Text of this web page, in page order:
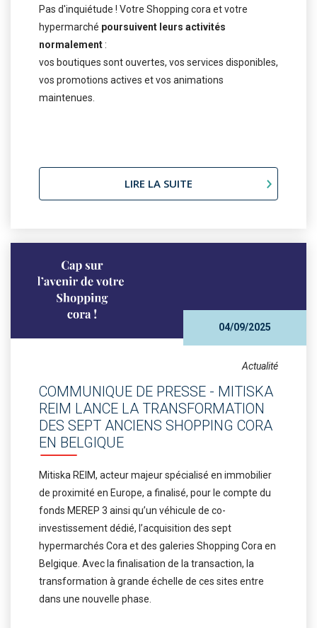
Pas d'inquiétude ! Votre Shopping cora et votre
hypermarché poursuivent leurs activités
normalement:
vos boutiques sont ouvertes, vos services disponibles,
vos promotions actives et vos animations
maintenues.
LIRE LA SUITE
04/09/2025
Actualité
COMMUNIQUE DE PRESSE - MITISKA
REIM LANCE LA TRANSFORMATION
DES SEPT ANCIENS SHOPPING CORA
EN BELGIQUE
Mitiska REIM, acteur majeur spécialisé en immobilier
de proximité en Europe, a finalisé, pour le compte du
fonds MEREP 3 ainsi qu’un véhicule de co-
investissement dédié, l’acquisition des sept
hypermarchés Cora et des galeries Shopping Cora en
Belgique. Avec la finalisation de la transaction, la
transformation à grande échelle de ces sites entre
dans une nouvelle phase.